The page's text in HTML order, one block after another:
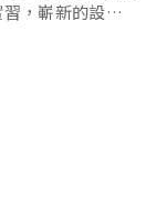
，嶄新的設施也